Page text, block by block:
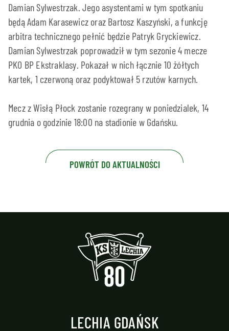
Damian Sylwestrzak. Jego asystentami w tym spotkaniu
będą Adam Karasewicz oraz Bartosz Kaszyński, a funkcję
arbitra technicznego pełnić będzie Patryk Gryckiewicz.
Damian Sylwestrzak poprowadził w tym sezonie 4 mecze
PKO BP Ekstraklasy. Pokazał w nich łącznie 10 żółtych
kartek, 1 czerwoną oraz podyktował 5 rzutów karnych.
Mecz z Wisłą Płock zostanie rozegrany w poniedzialek, 14
grudnia o godzinie 18:00 na stadionie w Gdańsku.
POWRÓT DO AKTUALNOŚCI
LECHIA GDAŃSK